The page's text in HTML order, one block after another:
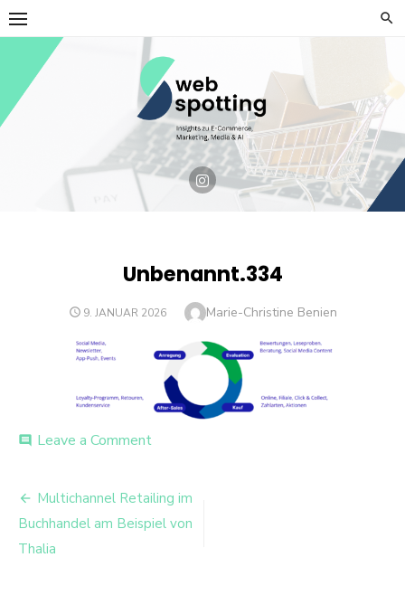
Skip
to
content
Unbenannt.334
POSTED
9. JANUAR 2026 Author
Marie-Christine Benien
comment Leave a Commenton
Beitrags-
Navigation
Multichannel Retailing im
Buchhandel am Beispiel von
Thalia